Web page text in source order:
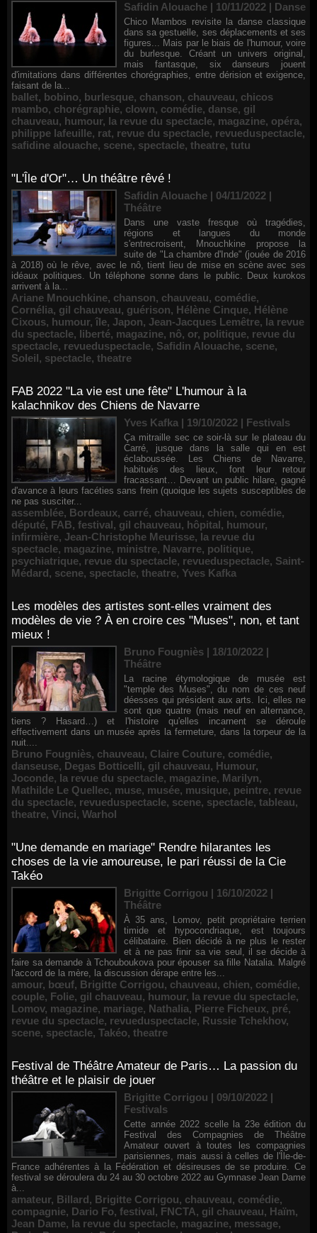
Safidin Alouache | 10/11/2022 | Danse
Chico Mambos revisite la danse classique
dans sa gestuelle, ses déplacements et ses
figures... Mais par le biais de l'humour, voire
du burlesque. Créant un univers original,
mais fantasque, six danseurs jouent
d'imitations dans différentes chorégraphies, entre dérision et exigence,
faisant de la...
ballet, bobino, burlesque, chanson, chauveau, chicos
mambo, chorégraphie, clown, comédie, danse, gil
chauveau, humour, la revue du spectacle, magazine, opéra,
philippe lafeuille, rat, revue du spectacle, revueduspectacle,
safidine alouache, scene, spectacle, theatre, tutu
"L'Île d'Or"… Un théâtre rêvé !
Safidin Alouache | 04/11/2022 |
Théâtre
Dans une vaste fresque où tragédies,
régions et langues du monde
s'entrecroisent, Mnouchkine propose la
suite de "La chambre d'Inde" (jouée de 2016
à 2018) où le rêve, avec le nô, tient lieu de mise en scène avec ses
idéaux politiques. Un téléphone sonne dans le public. Deux kurokos
arrivent à la...
Ariane Mnouchkine, chanson, chauveau, comédie,
Cornélia, gil chauveau, guérison, Hélène Cinque, Hélène
Cixous, humour, île, Japon, Jean-Jacques Lemêtre, la revue
du spectacle, liberté, magazine, nô, or, politique, revue du
spectacle, revueduspectacle, Safidin Alouache, scene,
Soleil, spectacle, theatre
FAB 2022 "La vie est une fête" L'humour à la
kalachnikov des Chiens de Navarre
Yves Kafka | 19/10/2022 | Festivals
Ça mitraille sec ce soir-là sur le plateau du
Carré, jusque dans la salle qui en est
éclaboussée. Les Chiens de Navarre,
habitués des lieux, font leur retour
fracassant… Devant un public hilare, gagné
d'avance à leurs facéties sans frein (quoique les sujets susceptibles de
ne pas susciter...
assemblée, Bordeaux, carré, chauveau, chien, comédie,
député, FAB, festival, gil chauveau, hôpital, humour,
infirmière, Jean-Christophe Meurisse, la revue du
spectacle, magazine, ministre, Navarre, politique,
psychiatrique, revue du spectacle, revueduspectacle, Saint-
Médard, scene, spectacle, theatre, Yves Kafka
Les modèles des artistes sont-elles vraiment des
modèles de vie ? À en croire ces "Muses", non, et tant
mieux !
Bruno Fougniès | 18/10/2022 |
Théâtre
La racine étymologique de musée est
"temple des Muses", du nom de ces neuf
déesses qui président aux arts. Ici, elles ne
sont que quatre (mais neuf en alternance,
tiens ? Hasard…) et l'histoire qu'elles incarnent se déroule
effectivement dans un musée après la fermeture, dans la torpeur de la
nuit....
Bruno Fougniès, chauveau, Claire Couture, comédie,
danseuse, Degas Botticelli, gil chauveau, Humour,
Joconde, la revue du spectacle, magazine, Marilyn,
Mathilde Le Quellec, muse, musée, musique, peintre, revue
du spectacle, revueduspectacle, scene, spectacle, tableau,
theatre, Vinci, Warhol
"Une demande en mariage" Rendre hilarantes les
choses de la vie amoureuse, le pari réussi de la Cie
Takéo
Brigitte Corrigou | 16/10/2022 |
Théâtre
À 35 ans, Lomov, petit propriétaire terrien
timide et hypocondriaque, est toujours
célibataire. Bien décidé à ne plus le rester
et à ne pas finir sa vie seul, il se décide à
faire sa demande à Tchouboukova pour épouser sa fille Natalia. Malgré
l'accord de la mère, la discussion dérape entre les...
amour, bœuf, Brigitte Corrigou, chauveau, chien, comédie,
couple, Folie, gil chauveau, humour, la revue du spectacle,
Lomov, magazine, mariage, Nathalia, Pierre Ficheux, pré,
revue du spectacle, revueduspectacle, Russie Tchekhov,
scene, spectacle, Takéo, theatre
Festival de Théâtre Amateur de Paris… La passion du
théâtre et le plaisir de jouer
Brigitte Corrigou | 09/10/2022 |
Festivals
Cette année 2022 scelle la 23e édition du
Festival des Compagnies de Théâtre
Amateur ouvert à toutes les compagnies
parisiennes, mais aussi à celles de l'Île-de-
France adhérentes à la Fédération et désireuses de se produire. Ce
festival se déroulera du 24 au 30 octobre 2022 au Gymnase Jean Dame
à...
amateur, Billard, Brigitte Corrigou, chauveau, comédie,
compagnie, Dario Fo, festival, FNCTA, gil chauveau, Haïm,
Jean Dame, la revue du spectacle, magazine, message,